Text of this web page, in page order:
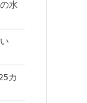
水
カ